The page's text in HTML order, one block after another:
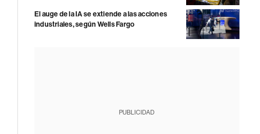
El auge de la IA se extiende a las acciones
industriales, según Wells Fargo
PUBLICIDAD